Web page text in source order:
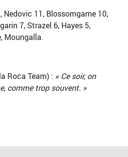
Nedovic 11, Blossomgame 10,
7, Strazel 6, Hayes 5,
Moungalla.
Roca Team) : « Ce soir, on
comme trop souvent. »